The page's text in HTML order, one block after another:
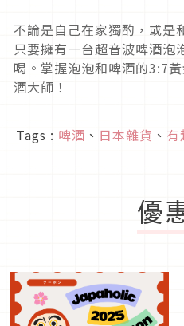
不論是自己在家獨酌，或是
只要擁有一台超音波啤酒泡
喝。掌握泡泡和啤酒的3:7
酒大師！
Tags : 啤酒 、 日本雜貨 、 有
優